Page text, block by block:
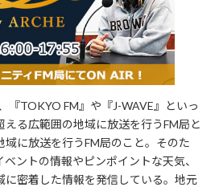
『TOKYO FM』や『J-WAVE』といっ
る広範囲の地域に放送を行うFM局と
域に放送を行うFM局のこと。そのた
ントの情報やピンポイントな天気、
に密着した情報を発信している。地元